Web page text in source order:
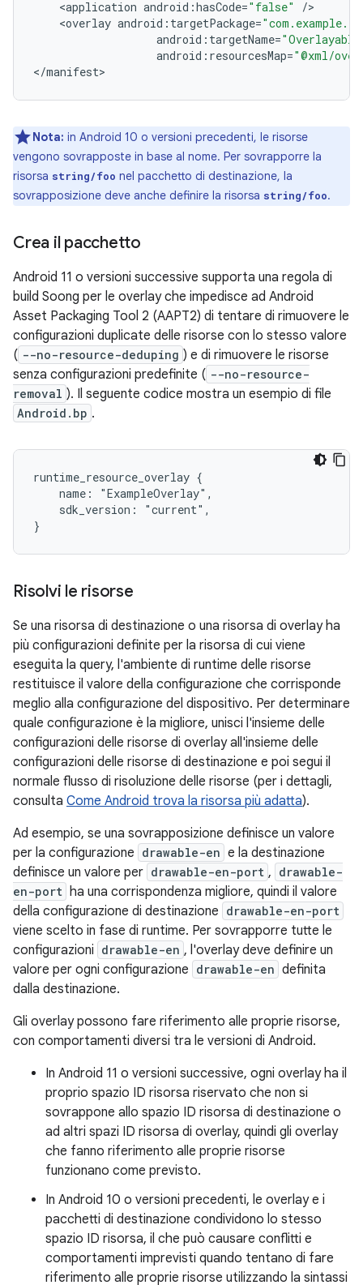
<application android :hasCode="false" /
<overlay android : targetPackage=
android : targetName=
android : resourcesMap="@xml/
</manifest
Nota: in Android 10 o versioni precedenti, le risorse
vengono sovrapposte in base al nome. Per sovrapporre la
risorsa string/foo nel pacchetto di destinazione, la
sovrapposizione deve anche definire la risorsa string/foo.
Crea il pacchetto
Android 11 o versioni successive supporta una regola di
build Soong per le overlay che impedisce ad Android
Asset Packaging Tool 2 (AAPT2) di tentare di rimuovere le
configurazioni duplicate delle risorse con lo stesso valore
( --no-resource-deduping ) e di rimuovere le risorse
senza configurazioni predefinite ( --no-resource-
removal ). Il seguente codice mostra un esempio di file
Android.bp .
runtime_resource_overlay {
    name: "ExampleOverlay",
    sdk_version: "current",
Risolvi le risorse
Se una risorsa di destinazione o una risorsa di overlay ha
più configurazioni definite per la risorsa di cui viene
eseguita la query, l'ambiente di runtime delle risorse
restituisce il valore della configurazione che corrisponde
meglio alla configurazione del dispositivo. Per determinare
quale configurazione è la migliore, unisci l'insieme delle
configurazioni delle risorse di overlay all'insieme delle
configurazioni delle risorse di destinazione e poi segui il
normale flusso di risoluzione delle risorse (per i dettagli,
consulta Come Android trova la risorsa più adatta).
Ad esempio, se una sovrapposizione definisce un valore
per la configurazione drawable-en e la destinazione
definisce un valore per drawable-en-port , drawable-
en-port ha una corrispondenza migliore, quindi il valore
della configurazione di destinazione drawable-en-port
viene scelto in fase di runtime. Per sovrapporre tutte le
configurazioni drawable-en , l'overlay deve definire un
valore per ogni configurazione drawable-en definita
dalla destinazione.
Gli overlay possono fare riferimento alle proprie risorse,
con comportamenti diversi tra le versioni di Android.
In Android 11 o versioni successive, ogni overlay ha il
proprio spazio ID risorsa riservato che non si
sovrappone allo spazio ID risorsa di destinazione o
ad altri spazi ID risorsa di overlay, quindi gli overlay
che fanno riferimento alle proprie risorse
funzionano come previsto.
In Android 10 o versioni precedenti, le overlay e i
pacchetti di destinazione condividono lo stesso
spazio ID risorsa, il che può causare conflitti e
comportamenti imprevisti quando tentano di fare
riferimento alle proprie risorse utilizzando la sintassi